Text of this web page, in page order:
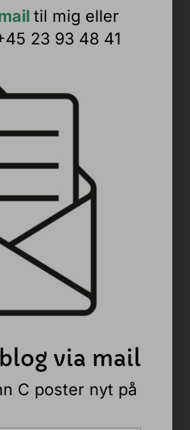
til mig eller
23 93 48 41
via mail
C poster nyt på